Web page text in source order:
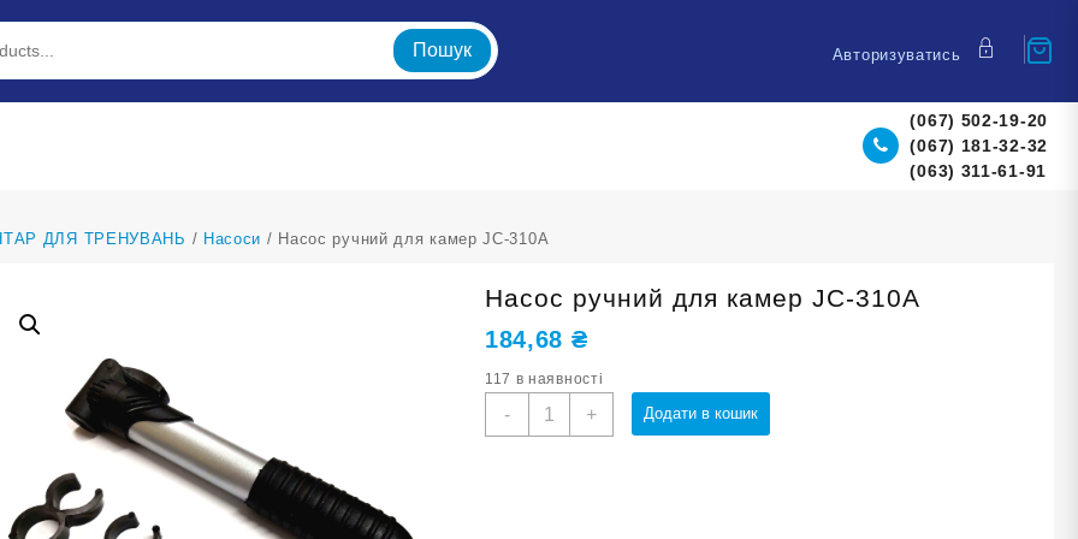
Пошук Авторизуватись
(067) 502-19-20
(067) 181-32-32
(063) 311-61-91
ДЛЯ ТРЕНУВАНЬ / Насоси / Насос ручний для камер JC-310A
Насос ручний для камер JC-310A
184,68 ₴
117 в наявності
-
Насос
+ Додати в кошик